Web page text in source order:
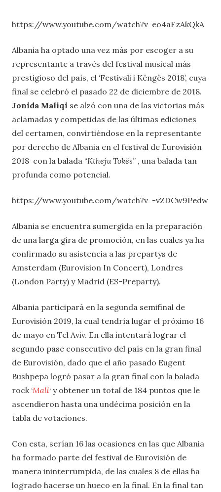
https://www.youtube.com/watch?v=eo4aFzAkQkA
Albania ha optado una vez más por escoger a su
representante a través del festival musical más
prestigioso del país, el ‘Festivali i Këngës 2018’, cuya
final se celebró el pasado 22 de diciembre de 2018.
Jonida Maliqi se alzó con una de las victorias más
aclamadas y competidas de las últimas ediciones
del certamen, convirtiéndose en la representante
por derecho de Albania en el festival de Eurovisión
2018 con la balada “Ktheju Tokës” , una balada tan
profunda como potencial.
https://www.youtube.com/watch?v=-vZDCw9Pedw
Albania se encuentra sumergida en la preparación
de una larga gira de promoción, en las cuales ya ha
confirmado su asistencia a las prepartys de
Amsterdam (Eurovision In Concert), Londres
(London Party) y Madrid (ES-Preparty).
Albania participará en la segunda semifinal de
Eurovisión 2019, la cual tendría lugar el próximo 16
de mayo en Tel Aviv. En ella intentará lograr el
segundo pase consecutivo del país en la gran final
de Eurovisión, dado que el año pasado Eugent
Bushpepa logró pasar a la gran final con la balada
rock ‘Mall‘ y obtener un total de 184 puntos que le
ascendieron hasta una undécima posición en la
tabla de votaciones.
Con esta, serían 16 las ocasiones en las que Albania
ha formado parte del festival de Eurovisión de
manera ininterrumpida, de las cuales 8 de ellas ha
logrado hacerse un hueco en la final. En la final tan